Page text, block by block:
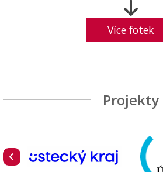
Více fotek
Projekty